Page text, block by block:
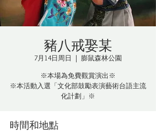
豬八戒娶某
7月14日周日
  |
膨鼠森林公園
※本場為免費觀賞演出※
※本活動入選「文化部鼓勵表演藝術台語主流
化計劃」※
時間和地點